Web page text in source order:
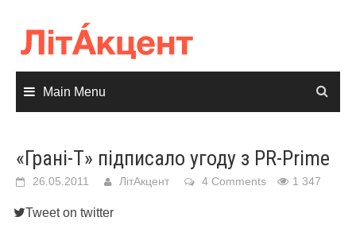
content
Main Menu
«Грані-Т» підписало угоду з PR-Prime
26.05.2011 ЛітАкцент 4 Comments 1 347
Tweet on twitter